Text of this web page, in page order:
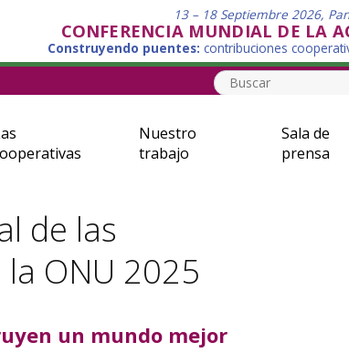
13 – 18 Septiembre 2026,
CONFERENCIA MUNDIAL DE LA
Construyendo puentes: contribuciones
Nuestro
trabajo
Sala de
prensa
de las
ONU 2025
un mundo mejor